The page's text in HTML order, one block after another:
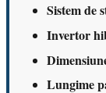
Sistem de
Invertor
Lungime